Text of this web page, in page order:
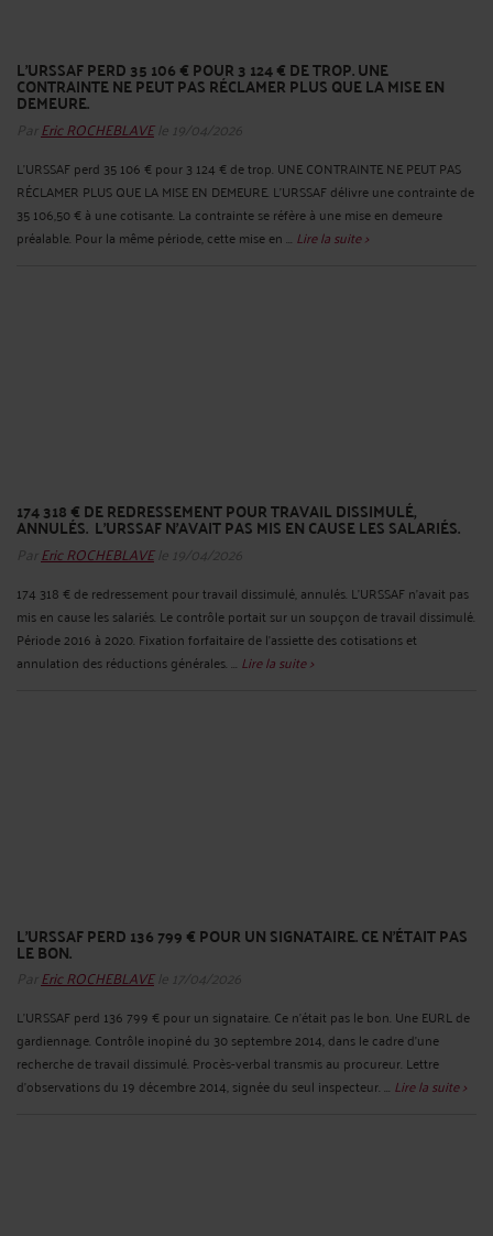
L'URSSAF PERD 35 106 € POUR 3 124 € DE TROP. UNE
CONTRAINTE NE PEUT PAS RÉCLAMER PLUS QUE LA MISE EN
DEMEURE.
Par Eric ROCHEBLAVEle 19/04/2026
L'URSSAF perd 35 106 € pour 3 124 € de trop. UNE CONTRAINTE NE PEUT PAS
RÉCLAMER PLUS QUE LA MISE EN DEMEURE. L'URSSAF délivre une contrainte de
35 106,50 € à une cotisante. La contrainte se réfère à une mise en demeure
préalable. Pour la même période, cette mise en ... Lire la suite >
174 318 € DE REDRESSEMENT POUR TRAVAIL DISSIMULÉ,
ANNULÉS. L'URSSAF N'AVAIT PAS MIS EN CAUSE LES SALARIÉS.
Par Eric ROCHEBLAVEle 19/04/2026
174 318 € de redressement pour travail dissimulé, annulés. L'URSSAF n'avait pas
mis en cause les salariés. Le contrôle portait sur un soupçon de travail dissimulé.
Période 2016 à 2020. Fixation forfaitaire de l'assiette des cotisations et
annulation des réductions générales. ... Lire la suite >
L'URSSAF PERD 136 799 € POUR UN SIGNATAIRE. CE N'ÉTAIT PAS
LE BON.
Par Eric ROCHEBLAVEle 17/04/2026
L'URSSAF perd 136 799 € pour un signataire. Ce n'était pas le bon. Une EURL de
gardiennage. Contrôle inopiné du 30 septembre 2014, dans le cadre d'une
recherche de travail dissimulé. Procès-verbal transmis au procureur. Lettre
d'observations du 19 décembre 2014, signée du seul inspecteur. ... Lire la suite >